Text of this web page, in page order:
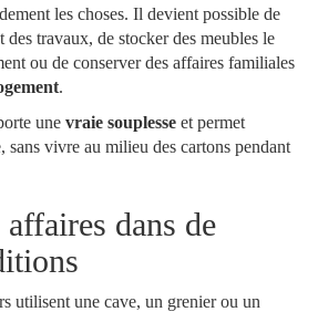
les choses. Il devient possible de
des travaux, de stocker des meubles le
ou de conserver des affaires familiales
.
une vraie souplesse et permet
sans vivre au milieu des cartons pendant
affaires dans de
utilisent une cave, un grenier ou un